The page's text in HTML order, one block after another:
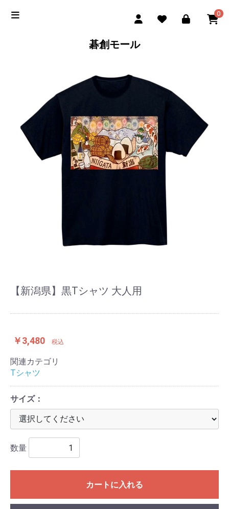
0
碁創モール
【新潟県】黒Tシャツ 大人用
￥3,480 税込
関連カテゴリ
Tシャツ
サイズ：
数量
カートに入れる